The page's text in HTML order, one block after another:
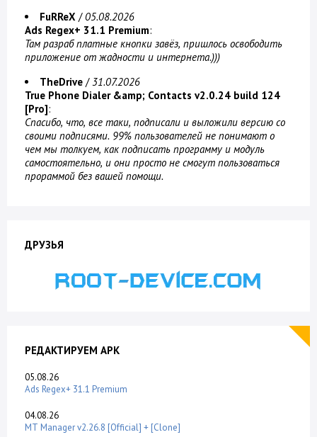
FuRReX /05.08.2026
Ads Regex+ 31.1 Premium:
Там разраб платные кнопки завёз, пришлось освободить
приложение от жадности и интернета.)))
TheDrive /31.07.2026
True Phone Dialer &amp; Contacts v2.0.24 build 124
[Pro]:
Спасибо, что, все таки, подписали и выложили версию со
своими подписями. 99% пользователей не понимают о
чем мы толкуем, как подписать программу и модуль
самостоятельно, и они просто не смогут пользоваться
прораммой без вашей помощи.
ДРУЗЬЯ
РЕДАКТИРУЕМ APK
05.08.26
Ads Regex+ 31.1 Premium
04.08.26
MT Manager v2.26.8 [Official] + [Clone]